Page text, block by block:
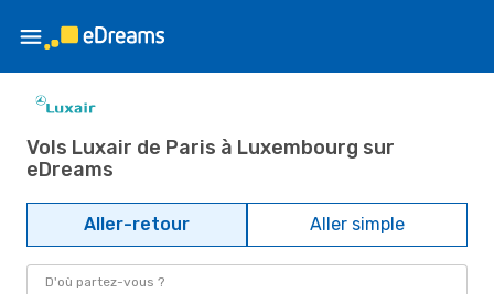
Vols Luxair de Paris à Luxembourg sur
eDreams
Aller-retour Aller simple
D'où partez-vous ?